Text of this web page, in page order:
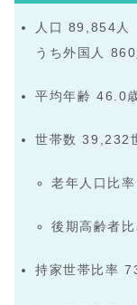
人口 89,854人
うち外国人 860
平均年齢 46.0
世帯数 39,232
老年人口比
後期高齢者
持家世帯比率